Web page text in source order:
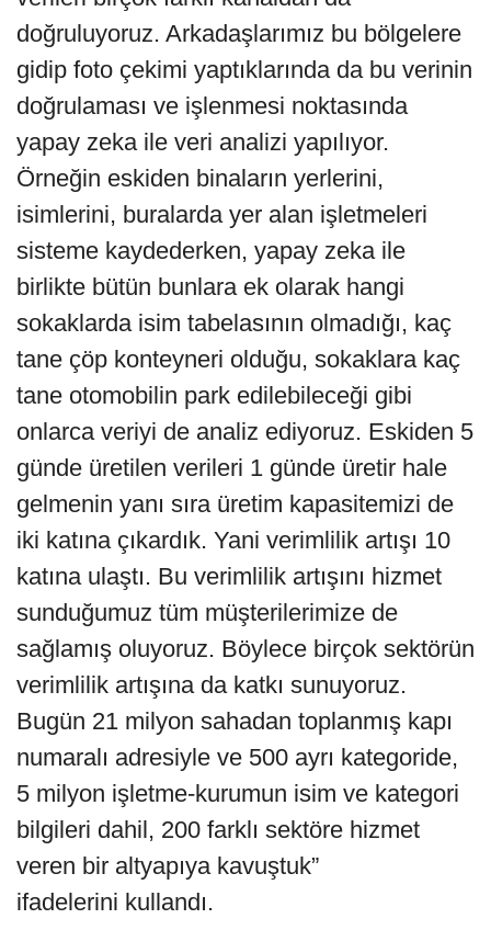
doğruluyoruz. Arkadaşlarımız bu bölgelere
gidip foto çekimi yaptıklarında da bu verinin
doğrulaması ve işlenmesi noktasında
yapay zeka ile veri analizi yapılıyor.
Örneğin eskiden binaların yerlerini,
isimlerini, buralarda yer alan işletmeleri
sisteme kaydederken, yapay zeka ile
birlikte bütün bunlara ek olarak hangi
sokaklarda isim tabelasının olmadığı, kaç
tane çöp konteyneri olduğu, sokaklara kaç
tane otomobilin park edilebileceği gibi
onlarca veriyi de analiz ediyoruz. Eskiden 5
günde üretilen verileri 1 günde üretir hale
gelmenin yanı sıra üretim kapasitemizi de
iki katına çıkardık. Yani verimlilik artışı 10
katına ulaştı. Bu verimlilik artışını hizmet
sunduğumuz tüm müşterilerimize de
sağlamış oluyoruz. Böylece birçok sektörün
verimlilik artışına da katkı sunuyoruz.
Bugün 21 milyon sahadan toplanmış kapı
numaralı adresiyle ve 500 ayrı kategoride,
5 milyon işletme-kurumun isim ve kategori
bilgileri dahil, 200 farklı sektöre hizmet
veren bir altyapıya kavuştuk”
ifadelerini kullandı.